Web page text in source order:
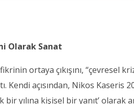
Olarak Sanat
ortaya çıkışını, “çevresel
açısından, Nikos Kaseris
yılına kişisel bir yanıt’ olarak